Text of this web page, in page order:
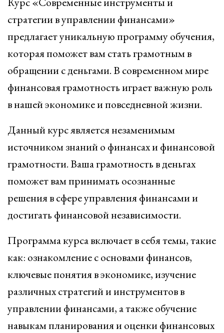
стратегии в управлении финансами»
предлагает уникальную программу обучения,
которая поможет вам стать грамотным в
обращении с деньгами. В современном мире
финансовая грамотность играет важную роль
в нашей экономике и повседневной жизни.
Данный курс является незаменимым
источником знаний о финансах и финансовой
грамотности. Ваша грамотность в деньгах
поможет вам принимать осознанные
решения в сфере управления финансами и
достигать финансовой независимости.
Программа курса включает в себя темы, такие
как: ознакомление с основами финансов,
ключевые понятия в экономике, изучение
различных стратегий и инструментов в
управлении финансами, а также обучение
навыкам планирования и оценки финансовых